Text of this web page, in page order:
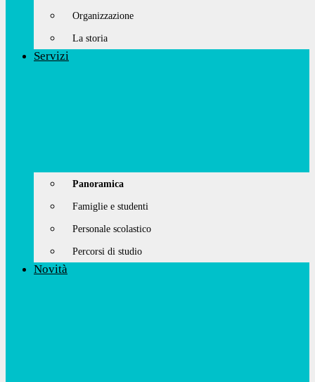
Organizzazione
La storia
Servizi
Panoramica
Famiglie e studenti
Personale scolastico
Percorsi di studio
Novità